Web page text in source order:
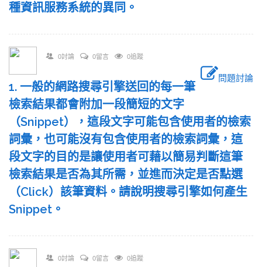
種資訊服務系統的異同。
0討論 0留言 0追蹤
問題討論
1. 一般的網路搜尋引擎送回的每一筆
檢索結果都會附加一段簡短的文字
（Snippet），這段文字可能包含使用者的檢索
詞彙，也可能沒有包含使用者的檢索詞彙，這
段文字的目的是讓使用者可藉以簡易判斷這筆
檢索結果是否為其所需，並進而決定是否點選
（Click）該筆資料。請說明搜尋引擎如何產生
Snippet。
0討論 0留言 0追蹤